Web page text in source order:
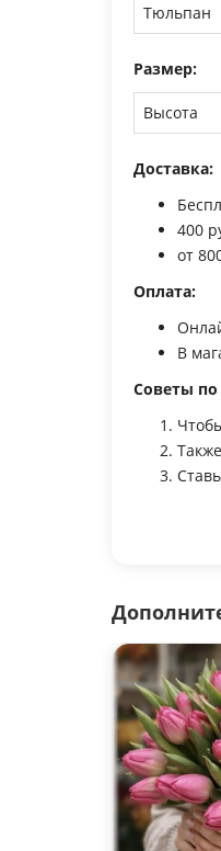
Тюльпан
Размер:
Высота
Доставка:
400
от
Оплата:
В
Советы по